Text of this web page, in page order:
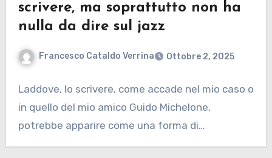
scrivere, ma soprattutto non ha
nulla da dire sul jazz
Francesco Cataldo Verrina Ottobre 2, 2025
Laddove, lo scrivere, come accade nel mio caso o
in quello del mio amico Guido Michelone,
potrebbe apparire come una forma di…